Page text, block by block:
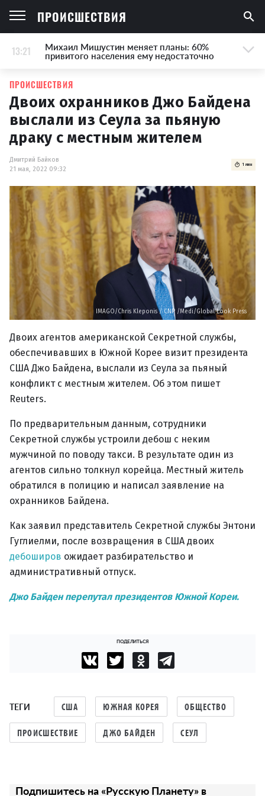
ПРОИСШЕСТВИЯ
13:21 Михаил Мишустин меняет планы: 60%
привитого населения ему недостаточно
ПРОИСШЕСТВИЯ
Двоих охранников Джо Байдена
выслали из Сеула за пьяную
драку с местным жителем
Дмитрий Байков
21 мая, 2022 09:32
1 мин
IMAGO/Chris Kleponis / CNP /Medi/Global Look Press
Двоих агентов американской Секретной службы,
обеспечивавших в Южной Корее визит президента
США Джо Байдена, выслали из Сеула за пьяный
конфликт с местным жителем. Об этом пишет
Reuters.
По предварительным данным, сотрудники
Секретной службы устроили дебош с неким
мужчиной по поводу такси. В результате один из
агентов сильно толкнул корейца. Местный житель
обратился в полицию и написал заявление на
охранников Байдена.
Как заявил представитель Секретной службы Энтони
Гуглиелми, после возвращения в США двоих
дебоширов ожидает разбирательство и
административный отпуск.
Джо Байден перепутал президентов Южной Кореи.
ПОДЕЛИТЬСЯ
ТЕГИ США ЮЖНАЯ КОРЕЯ ОБЩЕСТВО
ПРОИСШЕСТВИЕ ДЖО БАЙДЕН СЕУЛ
Подпишитесь на «Русскую Планету» в